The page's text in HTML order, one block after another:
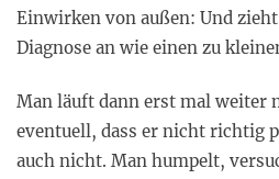
Einwirken von außen: Und
Diagnose an wie einen zu
Man läuft dann erst mal weiter
eventuell, dass er nicht richtig
auch nicht. Man humpelt,